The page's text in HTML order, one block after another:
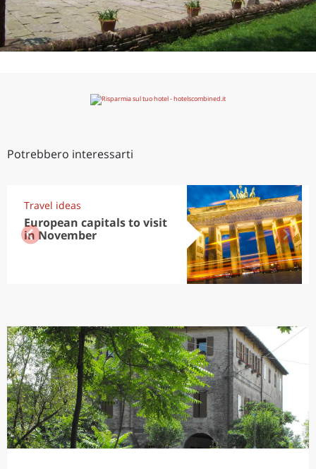
Potrebbero interessarti
Travel ideas
European capitals to visit
in November